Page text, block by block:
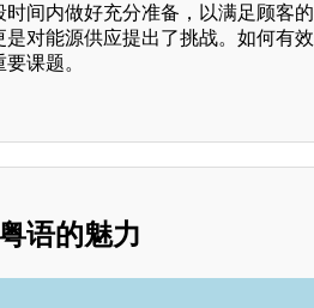
间内做好充分准备，以满足顾客的
对能源供应提出了挑战。如何有效
课题。
语的魅力